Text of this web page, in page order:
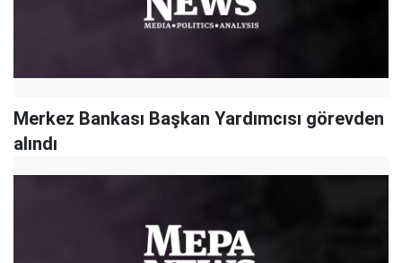
Merkez Bankası Başkan Yardımcısı görevden
alındı